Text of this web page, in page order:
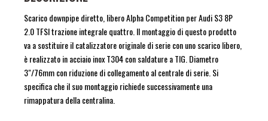
Scarico downpipe diretto, libero Alpha Competition per Audi S3 8P
2.0 TFSI trazione integrale quattro. Il montaggio di questo prodotto
va a sostituire il catalizzatore originale di serie con uno scarico libero,
è realizzato in acciaio inox T304 con saldature a TIG. Diametro
3"/76mm con riduzione di collegamento al centrale di serie. Si
specifica che il suo montaggio richiede successivamente una
rimappatura della centralina.